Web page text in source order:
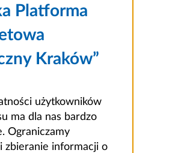
Platforma
Kraków”
użytkowników
ma dla nas bardzo
Ograniczamy
zbieranie informacji o